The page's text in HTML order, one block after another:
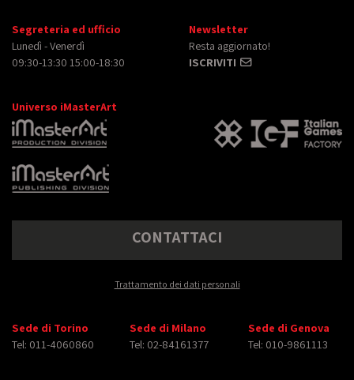
Segreteria ed ufficio
Lunedì - Venerdì
09:30-13:30 15:00-18:30
Newsletter
Resta aggiornato!
ISCRIVITI
Universo iMasterArt
CONTATTACI
Trattamento dei dati personali
Sede di Torino
Tel: 011-4060860
Sede di Milano
Tel: 02-84161377
Sede di Genova
Tel: 010-9861113